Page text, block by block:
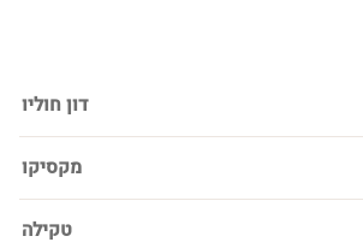
דון חוליו
מקסיקו
טקילה